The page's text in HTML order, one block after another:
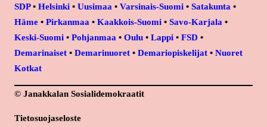
SDP• Helsinki • Uusimaa • Varsinais-Suomi • Satakunta •
Häme • Pirkanmaa • Kaakkois-Suomi • Savo-Karjala •
Keski-Suomi • Pohjanmaa • Oulu • Lappi • FSD •
Demarinaiset • Demarinuoret • Demariopiskelijat • Nuoret
Kotkat
© Janakkalan Sosialidemokraatit
Tietosuojaseloste